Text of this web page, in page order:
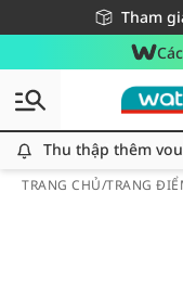
Tham
Miễn phí
Giao hàng nhanh
Thu thập thêm
TRANG CHỦ/TRANG